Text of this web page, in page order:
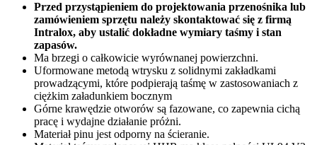
Przed przystąpieniem do projektowania przenośnika lub
zamówieniem sprzętu należy skontaktować się z firmą
Intralox, aby ustalić dokładne wymiary taśmy i stan
zapasów.
Ma brzegi o całkowicie wyrównanej powierzchni.
Uformowane metodą wtrysku z solidnymi zakładkami
prowadzącymi, które podpierają taśmę w zastosowaniach z
ciężkim załadunkiem bocznym
Górne krawędzie otworów są fazowane, co zapewnia cichą
pracę i wydajne działanie próżni.
Materiał pinu jest odporny na ścieranie.